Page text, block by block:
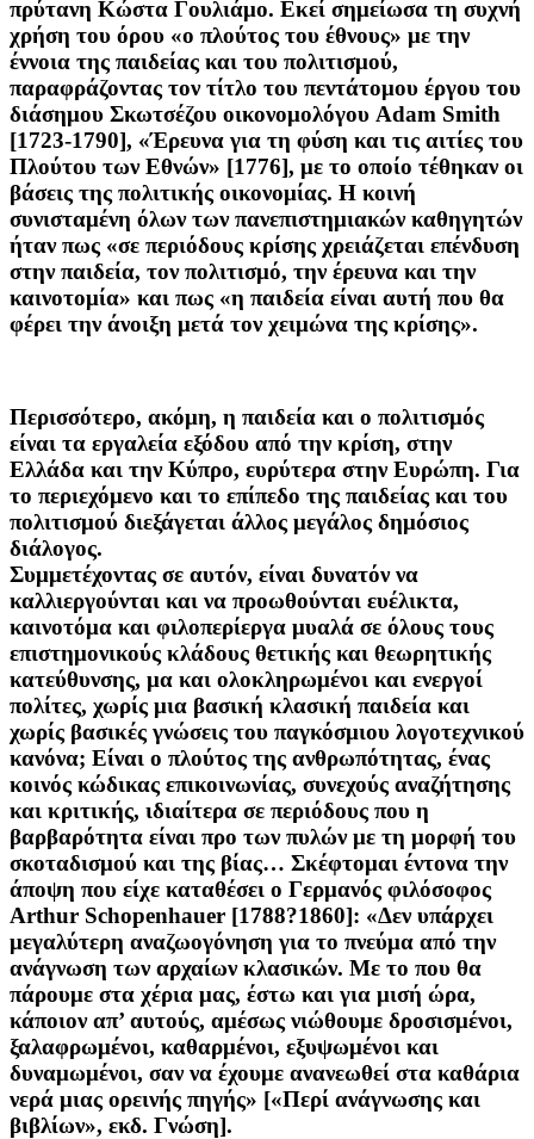
πρύτανη Κώστα Γουλιάμο. Εκεί σημείωσα τη συχνή
χρήση του όρου «ο πλούτος του έθνους» με την
έννοια της παιδείας και του πολιτισμού,
παραφράζοντας τον τίτλο του πεντάτομου έργου του
διάσημου Σκωτσέζου οικονομολόγου Adam Smith
[1723-1790], «Έρευνα για τη φύση και τις αιτίες του
Πλούτου των Εθνών» [1776], με το οποίο τέθηκαν οι
βάσεις της πολιτικής οικονομίας. Η κοινή
συνισταμένη όλων των πανεπιστημιακών καθηγητών
ήταν πως «σε περιόδους κρίσης χρειάζεται επένδυση
στην παιδεία, τον πολιτισμό, την έρευνα και την
καινοτομία» και πως «η παιδεία είναι αυτή που θα
φέρει την άνοιξη μετά τον χειμώνα της κρίσης».
Περισσότερο, ακόμη, η παιδεία και ο πολιτισμός
είναι τα εργαλεία εξόδου από την κρίση, στην
Ελλάδα και την Κύπρο, ευρύτερα στην Ευρώπη. Για
το περιεχόμενο και το επίπεδο της παιδείας και του
πολιτισμού διεξάγεται άλλος μεγάλος δημόσιος
διάλογος.
Συμμετέχοντας σε αυτόν, είναι δυνατόν να
καλλιεργούνται και να προωθούνται ευέλικτα,
καινοτόμα και φιλοπερίεργα μυαλά σε όλους τους
επιστημονικούς κλάδους θετικής και θεωρητικής
κατεύθυνσης, μα και ολοκληρωμένοι και ενεργοί
πολίτες, χωρίς μια βασική κλασική παιδεία και
χωρίς βασικές γνώσεις του παγκόσμιου λογοτεχνικού
κανόνα; Είναι ο πλούτος της ανθρωπότητας, ένας
κοινός κώδικας επικοινωνίας, συνεχούς αναζήτησης
και κριτικής, ιδιαίτερα σε περιόδους που η
βαρβαρότητα είναι προ των πυλών με τη μορφή του
σκοταδισμού και της βίας… Σκέφτομαι έντονα την
άποψη που είχε καταθέσει ο Γερμανός φιλόσοφος
Arthur Schopenhauer [1788?1860]: «Δεν υπάρχει
μεγαλύτερη αναζωογόνηση για το πνεύμα από την
ανάγνωση των αρχαίων κλασικών. Με το που θα
πάρουμε στα χέρια μας, έστω και για μισή ώρα,
κάποιον απ’ αυτούς, αμέσως νιώθουμε δροσισμένοι,
ξαλαφρωμένοι, καθαρμένοι, εξυψωμένοι και
δυναμωμένοι, σαν να έχουμε ανανεωθεί στα καθάρια
νερά μιας ορεινής πηγής» [«Περί ανάγνωσης και
βιβλίων», εκδ. Γνώση].